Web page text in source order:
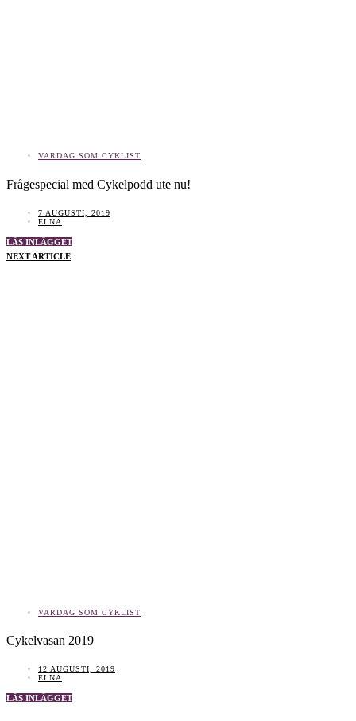
VARDAG SOM CYKLIST
Frågespecial med Cykelpodd ute nu!
7 AUGUSTI, 2019
ELNA
LÄS INLÄGGET
NEXT ARTICLE
VARDAG SOM CYKLIST
Cykelvasan 2019
12 AUGUSTI, 2019
ELNA
LÄS INLÄGGET